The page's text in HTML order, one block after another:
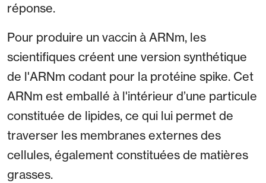
réponse.
Pour produire un vaccin à ARNm, les
scientifiques créent une version synthétique
de l'ARNm codant pour la protéine spike. Cet
ARNm est emballé à l'intérieur d’une particule
constituée de lipides, ce qui lui permet de
traverser les membranes externes des
cellules, également constituées de matières
grasses.